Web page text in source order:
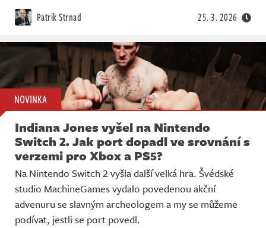
Patrik Strnad 25. 3. 2026
NOVINKA
Indiana Jones vyšel na Nintendo
Switch 2. Jak port dopadl ve srovnání s
verzemi pro Xbox a PS5?
Na Nintendo Switch 2 vyšla další velká hra. Švédské
studio MachineGames vydalo povedenou akční
advenuru se slavným archeologem a my se můžeme
podívat, jestli se port povedl.